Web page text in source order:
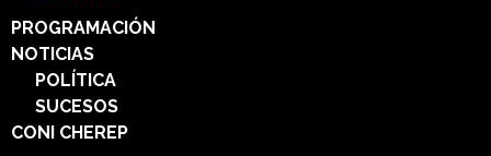
PROGRAMACIÓN
NOTICIAS
POLÍTICA
SUCESOS
CONI CHEREP